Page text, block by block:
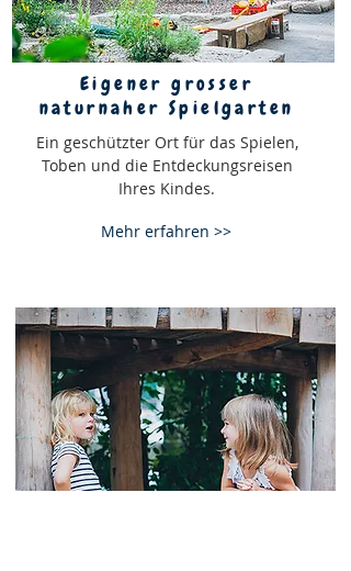
Eigener grosser
naturnaher Spielgarten
Ein geschützter Ort für das Spielen,
Toben und die Entdeckungsreisen
Ihres Kindes.
Mehr erfahren >>